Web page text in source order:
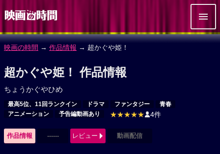
映画の時間 → 作品情報 → 超かぐや姫！
超かぐや姫！ 作品情報
ちょうかぐやひめ
最高5位、11回ランクイン ドラマ ファンタジー
青春
アニメーション
予告編動画あり ★★★★★ 4件
作品情報 ------ レビュー 動画配信